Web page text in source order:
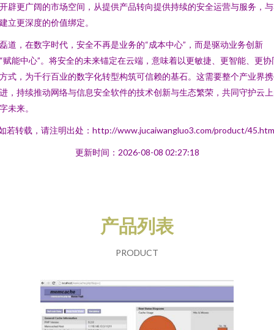
辟更广阔的市场空间，从提供产品转向提供持续的安全运营与服务，
立更深度的价值绑定。
道，在数字时代，安全不再是业务的“成本中心”，而是驱动业务创新
赋能中心”。将安全的未来锚定在云端，意味着以更敏捷、更智能、更协
式，为千行百业的数字化转型构筑可信赖的基石。这需要整个产业界
，持续推动网络与信息安全软件的技术创新与生态繁荣，共同守护云
未来。
若转载，请注明出处：http://www.jucaiwangluo3.com/product/
更新时间：2026-08-08 02:27:18
产品列表
PRODUCT